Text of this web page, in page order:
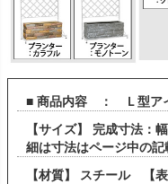
■ 商品内容 ： Ｌ型ア
【サイズ】 完成寸法
細は寸法はページ中の記
【材質】 スチール 【